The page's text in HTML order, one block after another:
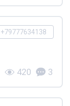
+79777634138
420 3